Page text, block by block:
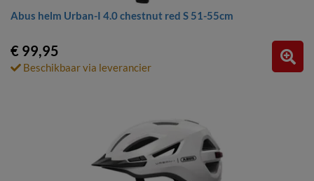
Abus helm Urban-I 4.0 chestnut red S 51-55cm
€ 99,95
Beschikbaar via leverancier